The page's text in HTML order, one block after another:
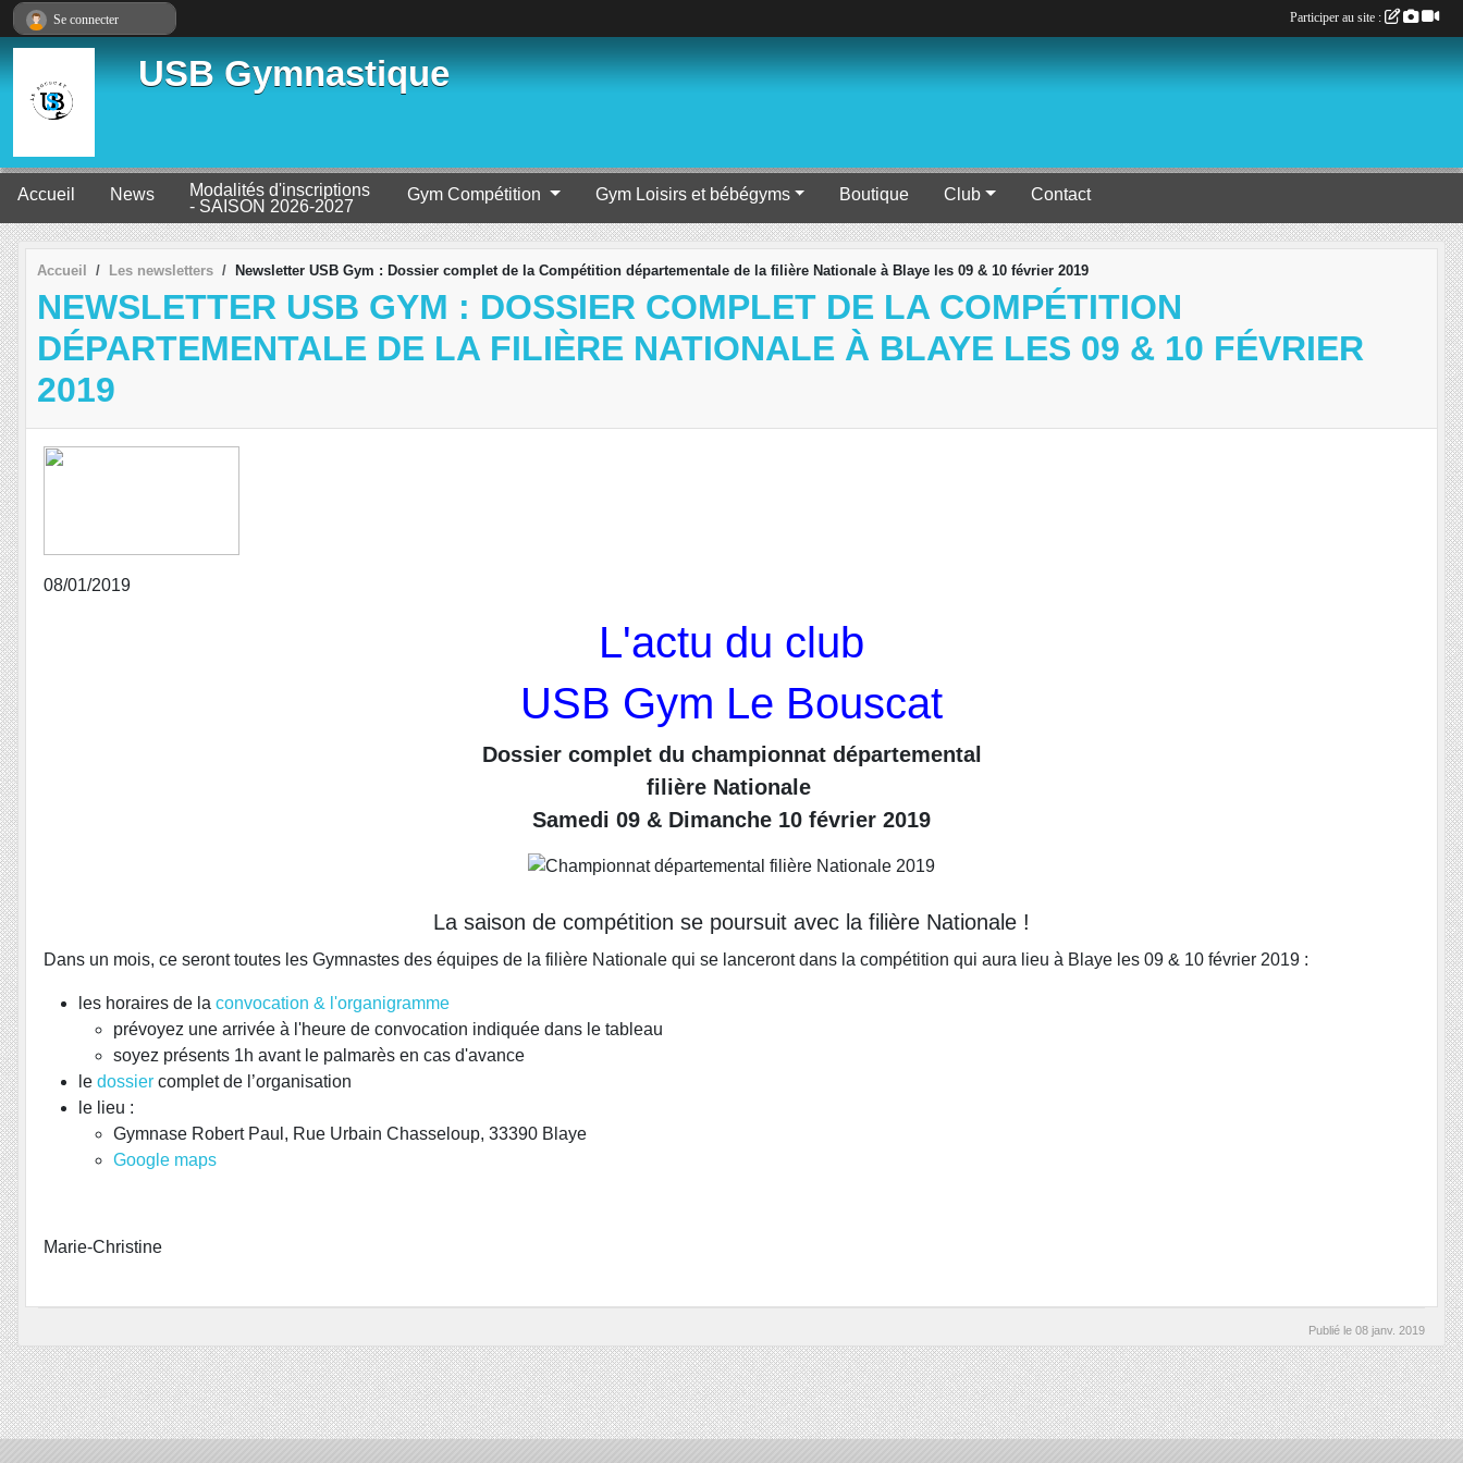
USB Gymnastique
Accueil News
Modalités d'inscriptions
- SAISON 2026-2027
Gym Compétition Gym Loisirs et bébégyms Boutique Club Contact
Accueil Les newsletters Newsletter USB Gym : Dossier complet de la Compétition départementale de la filière Nationale à Blaye les 09 & 10 février 2019
NEWSLETTER USB GYM : DOSSIER COMPLET DE LA COMPÉTITION
DÉPARTEMENTALE DE LA FILIÈRE NATIONALE À BLAYE LES 09 & 10 FÉVRIER
2019
08/01/2019
L'actu du club
USB Gym Le Bouscat
Dossier complet du championnat départemental
filière Nationale
Samedi 09 & Dimanche 10 février 2019
La saison de compétition se poursuit avec la filière Nationale !
Dans un mois, ce seront toutes les Gymnastes des équipes de la filière Nationale qui se lanceront dans la compétition qui aura lieu à Blaye les 09 & 10 février 2019 :
les horaires de la convocation & l'organigramme
prévoyez une arrivée à l'heure de convocation indiquée dans le tableau
soyez présents 1h avant le palmarès en cas d'avance
le dossier complet de l’organisation
le lieu :
Gymnase Robert Paul, Rue Urbain Chasseloup, 33390 Blaye
Google maps
Marie-Christine
Publié le 08 janv. 2019
Se connecter Participer au site :
Panneau de gestion des cookies